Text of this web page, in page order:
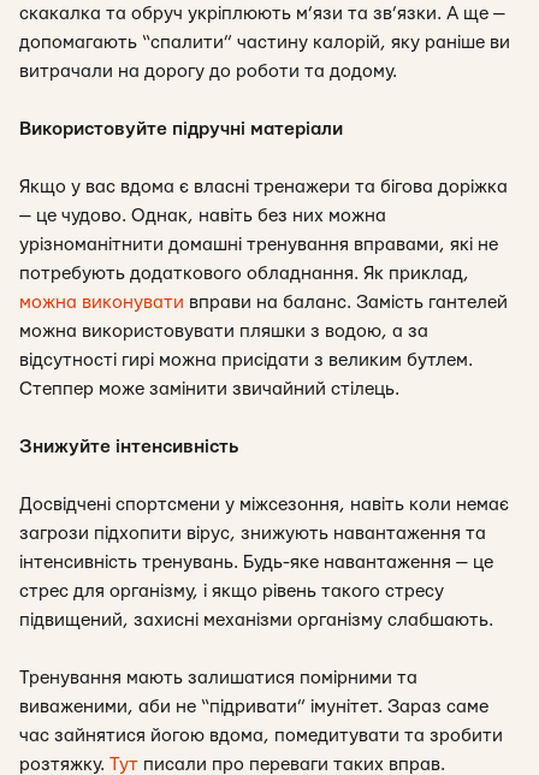
скакалка та обруч укріплюють м’язи та зв’язки. А ще —
допомагають “спалити” частину калорій, яку раніше ви
витрачали на дорогу до роботи та додому.
Використовуйте підручні матеріали
Якщо у вас вдома є власні тренажери та бігова доріжка
— це чудово. Однак, навіть без них можна
урізноманітнити домашні тренування вправами, які не
потребують додаткового обладнання. Як приклад,
можна виконувати вправи на баланс. Замість гантелей
можна використовувати пляшки з водою, а за
відсутності гирі можна присідати з великим бутлем.
Степпер може замінити звичайний стілець.
Знижуйте інтенсивність
Досвідчені спортсмени у міжсезоння, навіть коли немає
загрози підхопити вірус, знижують навантаження та
інтенсивність тренувань. Будь-яке навантаження — це
стрес для організму, і якщо рівень такого стресу
підвищений, захисні механізми організму слабшають.
Тренування мають залишатися помірними та
виваженими, аби не “підривати” імунітет. Зараз саме
час зайнятися йогою вдома, помедитувати та зробити
розтяжку. Тут писали про переваги таких вправ.